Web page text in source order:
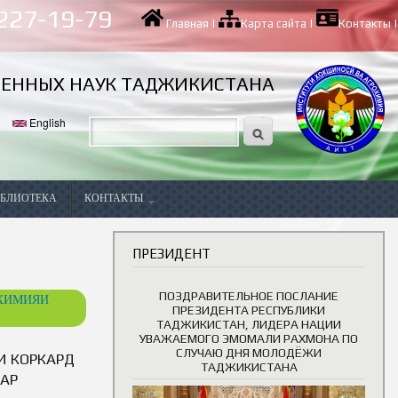
227-19-79 Главная | Карта сайта | Контакты|
НАУК ТАДЖИКИСТАНА
English
КОНТАКТЫ
КОРКАРД
ПРЕЗИДЕНТ
ПОЗДРАВИТЕЛЬНОЕ ПОСЛАНИЕ
ПРЕЗИДЕНТА РЕСПУБЛИКИ
ТАДЖИКИСТАН, ЛИДЕРА НАЦИИ
УВАЖАЕМОГО ЭМОМАЛИ РАХМОНА ПО
СЛУЧАЮ ДНЯ МОЛОДЁЖИ
ТАДЖИКИСТАНА